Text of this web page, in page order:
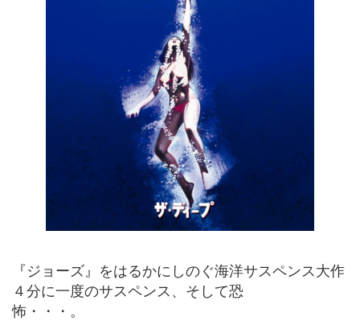
『ジョーズ』をはるかにしのぐ海洋サスペンス大作
４分に一度のサスペンス、そして恐
怖